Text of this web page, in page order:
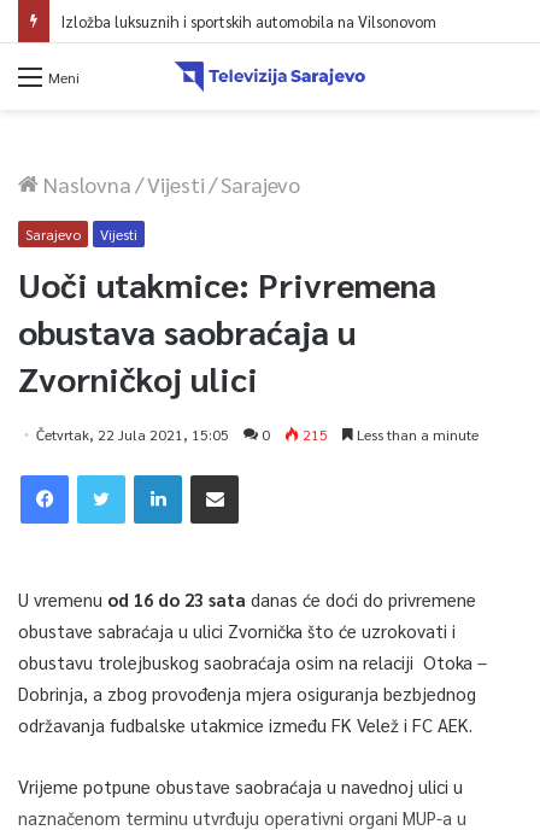
Izložba luksuznih i sportskih automobila na Vilsonovom
Meni
Naslovna/Vijesti/Sarajevo
Sarajevo Vijesti
Uoči utakmice: Privremena
obustava saobraćaja u
Zvorničkoj ulici
Četvrtak, 22 Jula 2021, 15:05 0 215 Less than a minute
U vremenu od 16 do 23 sata danas će doći do privremene
obustave sabraćaja u ulici Zvornička što će uzrokovati i
obustavu trolejbuskog saobraćaja osim na relaciji Otoka –
Dobrinja, a zbog provođenja mjera osiguranja bezbjednog
održavanja fudbalske utakmice između FK Velež i FC AEK.
Vrijeme potpune obustave saobraćaja u navednoj ulici u
naznačenom terminu utvrđuju operativni organi MUP-a u